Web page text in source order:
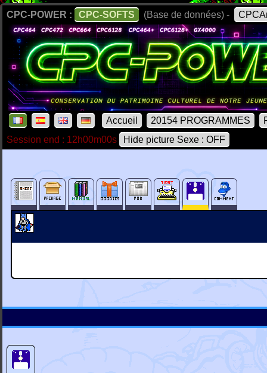
CPC-POWER : CPC-SOFTS (Base de données) -
Accueil 20154 PROGRAMMES
Session end : 12h00m00s
Hide picture Sexe : OFF